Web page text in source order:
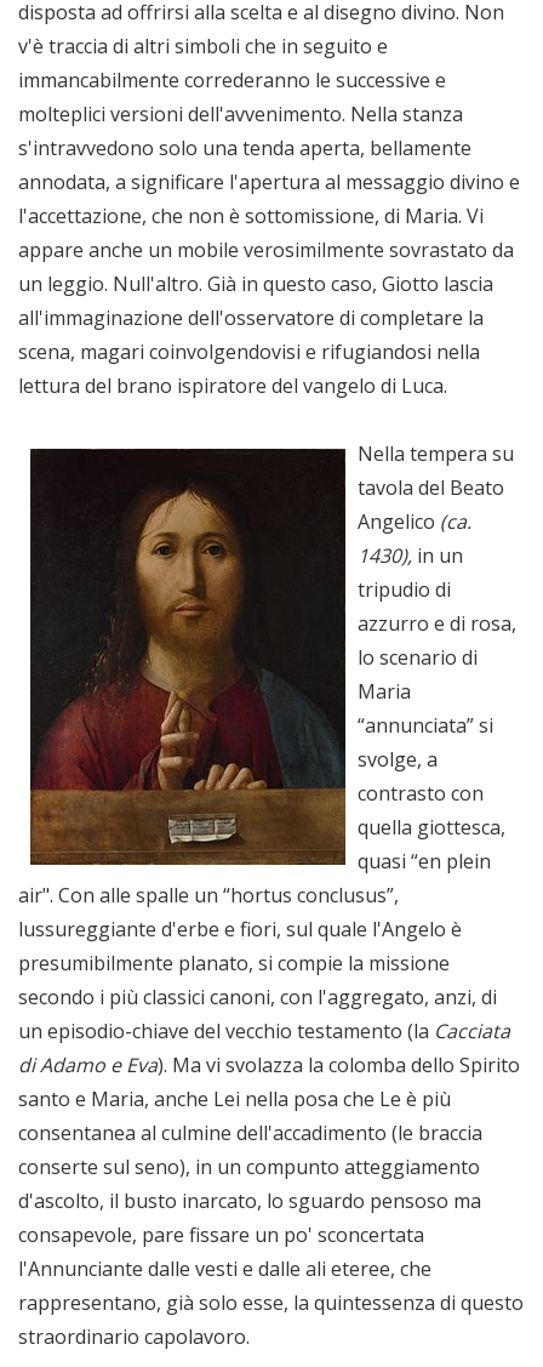
disposta ad offrirsi alla scelta e al disegno divino. Non
v'è traccia di altri simboli che in seguito e
immancabilmente correderanno le successive e
molteplici versioni dell'avvenimento. Nella stanza
s'intravvedono solo una tenda aperta, bellamente
annodata, a significare l'apertura al messaggio divino e
l'accettazione, che non è sottomissione, di Maria. Vi
appare anche un mobile verosimilmente sovrastato da
un leggio. Null'altro. Già in questo caso, Giotto lascia
all'immaginazione dell'osservatore di completare la
scena, magari coinvolgendovisi e rifugiandosi nella
lettura del brano ispiratore del vangelo di Luca.
Nella tempera su
tavola del Beato
Angelico (ca.
1430), in un
tripudio di
azzurro e di rosa,
lo scenario di
Maria
“annunciata” si
svolge, a
contrasto con
quella giottesca,
quasi “en plein
air". Con alle spalle un “hortus conclusus”,
lussureggiante d'erbe e fiori, sul quale l'Angelo è
presumibilmente planato, si compie la missione
secondo i più classici canoni, con l'aggregato, anzi, di
un episodio-chiave del vecchio testamento (la Cacciata
di Adamo e Eva). Ma vi svolazza la colomba dello Spirito
santo e Maria, anche Lei nella posa che Le è più
consentanea al culmine dell'accadimento (le braccia
conserte sul seno), in un compunto atteggiamento
d'ascolto, il busto inarcato, lo sguardo pensoso ma
consapevole, pare fissare un po' sconcertata
l'Annunciante dalle vesti e dalle ali eteree, che
rappresentano, già solo esse, la quintessenza di questo
straordinario capolavoro.